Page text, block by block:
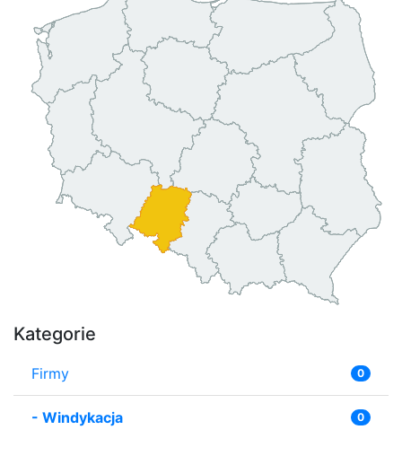
Kategorie
Firmy 0
- Windykacja 0